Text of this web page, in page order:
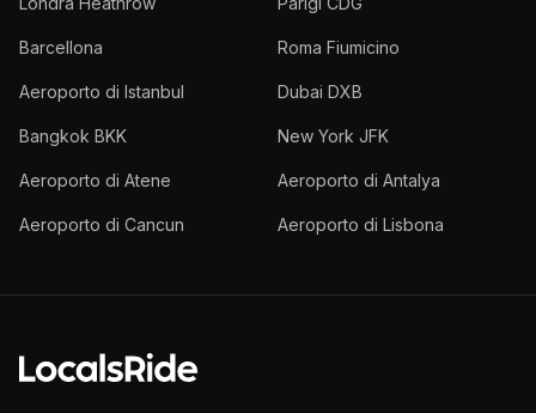
Barcellona Roma Fiumicino
Aeroporto di Istanbul Dubai DXB
Bangkok BKK New York JFK
Aeroporto di Atene Aeroporto di Antalya
Aeroporto di Cancun Aeroporto di Lisbona